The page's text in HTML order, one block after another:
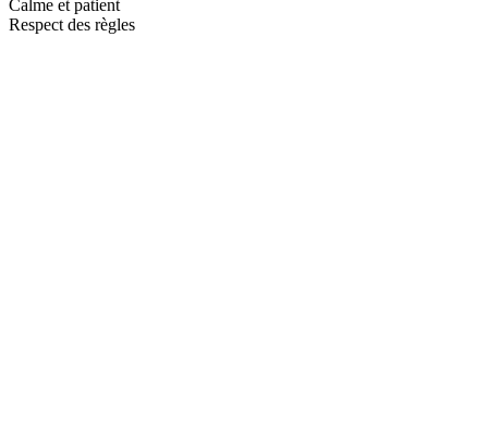
Calme et patient
Respect des règles